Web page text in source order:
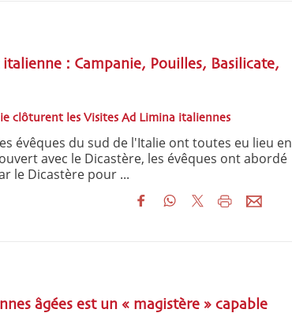
: Campanie, Pouilles, Basilicate,
clôturent les Visites Ad Limina italiennes
évêques du sud de l'Italie ont toutes eu lieu en
avec le Dicastère, les évêques ont abordé
le Dicastère pour ...
âgées est un « magistère » capable